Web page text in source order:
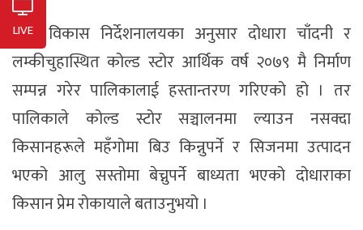
कृषि विकास निर्देशनालयका अनुसार दोधारा चाँदनी र
लम्कीचुहास्थित कोल्ड स्टोर आर्थिक वर्ष २०७९ मै निर्माण
सम्पन्न गरेर पालिकालाई हस्तान्तरण गरिएको हो । तर
पालिकाले कोल्ड स्टोर सञ्चालनमा ल्याउन नसक्दा
किसानहरूले महँगोमा बिउ किन्नुपर्ने र सिजनमा उत्पादन
भएको आलु सस्तोमा बेच्नुपर्ने बाध्यता भएको दोधाराका
किसान प्रेम रोकायाले बताउनुभयो ।
LIVE